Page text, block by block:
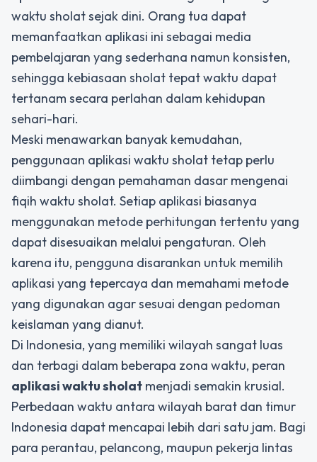
waktu sholat sejak dini. Orang tua dapat
memanfaatkan aplikasi ini sebagai media
pembelajaran yang sederhana namun konsisten,
sehingga kebiasaan sholat tepat waktu dapat
tertanam secara perlahan dalam kehidupan
sehari-hari.
Meski menawarkan banyak kemudahan,
penggunaan aplikasi waktu sholat tetap perlu
diimbangi dengan pemahaman dasar mengenai
fiqih waktu sholat. Setiap aplikasi biasanya
menggunakan metode perhitungan tertentu yang
dapat disesuaikan melalui pengaturan. Oleh
karena itu, pengguna disarankan untuk memilih
aplikasi yang tepercaya dan memahami metode
yang digunakan agar sesuai dengan pedoman
keislaman yang dianut.
Di Indonesia, yang memiliki wilayah sangat luas
dan terbagi dalam beberapa zona waktu, peran
aplikasi waktu sholat menjadi semakin krusial.
Perbedaan waktu antara wilayah barat dan timur
Indonesia dapat mencapai lebih dari satu jam. Bagi
para perantau, pelancong, maupun pekerja lintas